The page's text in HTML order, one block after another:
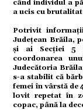
când individul a
a ucis cu
Potrivit
Județean Brăila,
și ai Secției 5
coordonarea
Judecătoria
s-a stabilit că
femei în vârstă de
lovit repetat în
copac, până la